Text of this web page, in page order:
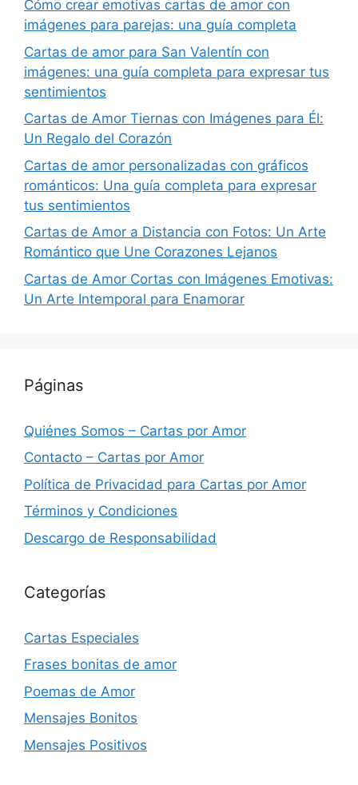
Cómo crear emotivas cartas de amor con
imágenes para parejas: una guía completa
Cartas de amor para San Valentín con
imágenes: una guía completa para expresar tus
sentimientos
Cartas de Amor Tiernas con Imágenes para Él:
Un Regalo del Corazón
Cartas de amor personalizadas con gráficos
románticos: Una guía completa para expresar
tus sentimientos
Cartas de Amor a Distancia con Fotos: Un Arte
Romántico que Une Corazones Lejanos
Cartas de Amor Cortas con Imágenes Emotivas:
Un Arte Intemporal para Enamorar
Páginas
Quiénes Somos – Cartas por Amor
Contacto – Cartas por Amor
Política de Privacidad para Cartas por Amor
Términos y Condiciones
Descargo de Responsabilidad
Categorías
Cartas Especiales
Frases bonitas de amor
Poemas de Amor
Mensajes Bonitos
Mensajes Positivos